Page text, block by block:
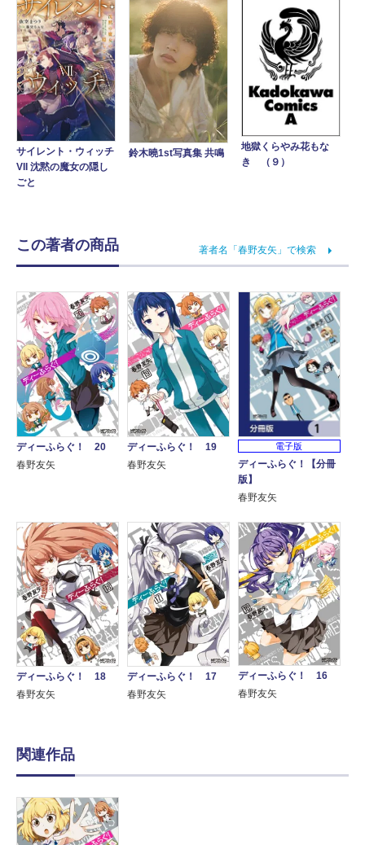
サイレント・ウィッチ
VII 沈黙の魔女の隠し
ごと
鈴木曉1st写真集 共鳴
地獄くらやみ花もな
き （９）
この著者の商品 著者名「春野友矢」で検索
ディーふらぐ！ 20
春野友矢
ディーふらぐ！ 19
春野友矢
電子版
ディーふらぐ！【分冊
版】
春野友矢
ディーふらぐ！ 18
春野友矢
ディーふらぐ！ 17
春野友矢
ディーふらぐ！ 16
春野友矢
関連作品